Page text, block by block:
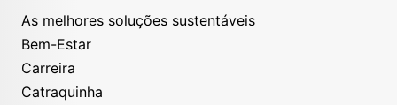
As melhores soluções sustentáveis
Bem-Estar
Carreira
Catraquinha